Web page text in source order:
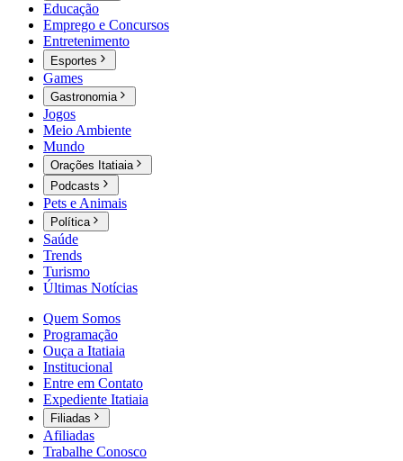
Educação
Emprego e Concursos
Entretenimento
Esportes
Games
Gastronomia
Jogos
Meio Ambiente
Mundo
Orações Itatiaia
Podcasts
Pets e Animais
Política
Saúde
Trends
Turismo
Últimas Notícias
Quem Somos
Programação
Ouça a Itatiaia
Institucional
Entre em Contato
Expediente Itatiaia
Filiadas
Afiliadas
Trabalhe Conosco